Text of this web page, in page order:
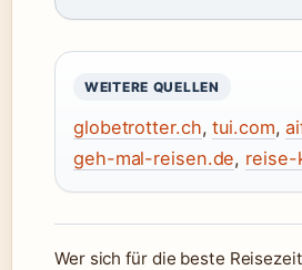
WEITERE QUELLEN
globetrotter.ch,tui.com,
geh-mal-reisen.de, reise-
Wer sich für die beste